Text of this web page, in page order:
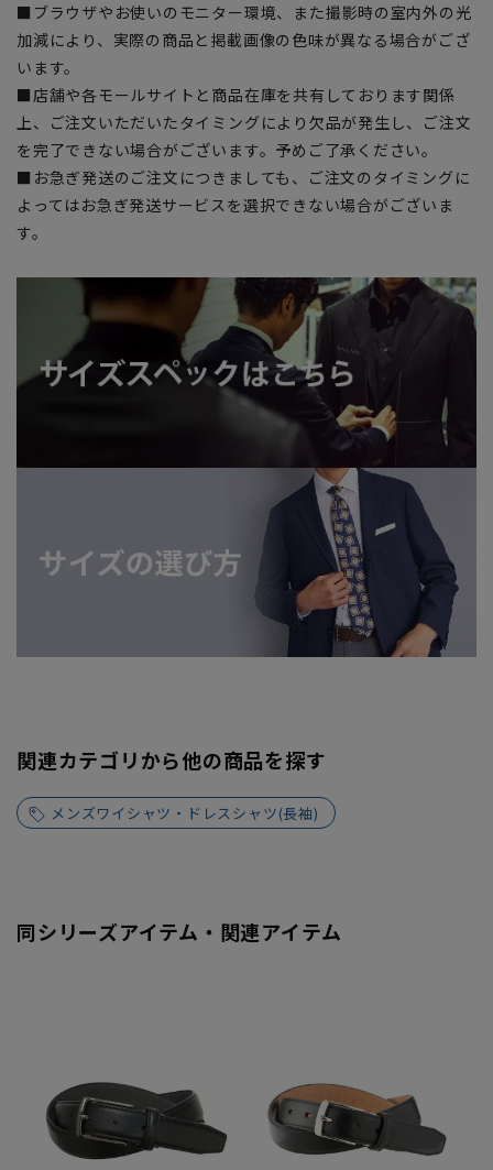
■ブラウザやお使いのモニター環境、また撮影時の室内外の光
加減により、実際の商品と掲載画像の色味が異なる場合がござ
います。
■店舗や各モールサイトと商品在庫を共有しております関係
上、ご注文いただいたタイミングにより欠品が発生し、ご注文
を完了できない場合がございます。予めご了承ください。
■お急ぎ発送のご注文につきましても、ご注文のタイミングに
よってはお急ぎ発送サービスを選択できない場合がございま
す。
関連カテゴリから他の商品を探す
メンズワイシャツ・ドレスシャツ(長袖)
同シリーズアイテム・関連アイテム